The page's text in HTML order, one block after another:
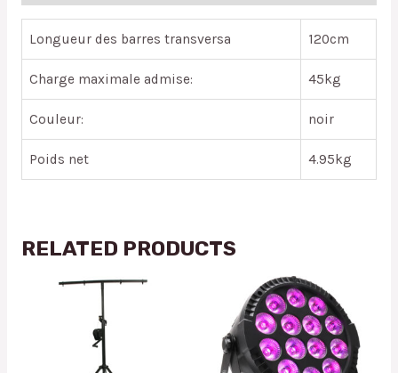
Longueur des barres transversa 120cm
Charge maximale admise: 45kg
Couleur: noir
Poids net 4.95kg
RELATED PRODUCTS